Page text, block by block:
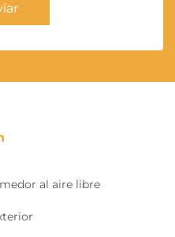
al aire libre